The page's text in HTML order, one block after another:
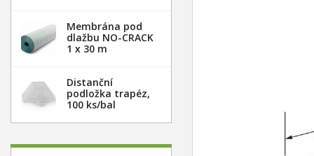
Membrána pod
dlažbu NO-CRACK
1 x 30 m
Distanční
podložka trapéz,
100 ks/bal